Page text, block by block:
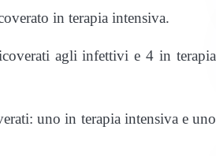
in terapia intensiva.
agli infettivi e 4 in terapia
uno in terapia intensiva e uno